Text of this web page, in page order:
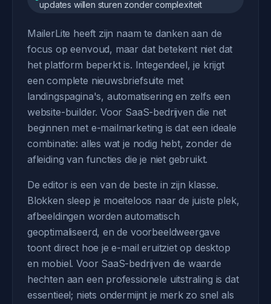
updates willen sturen zonder complexiteit
MailerLite heeft zijn naam te danken aan de
focus op eenvoud, maar dat betekent niet dat
het platform beperkt is. Integendeel, je krijgt
een complete nieuwsbriefsuite met
landingspagina's, automatisering en zelfs een
website-builder. Voor SaaS-bedrijven die net
beginnen met e-mailmarketing is dat een ideale
combinatie: alles wat je nodig hebt, zonder de
afleiding van functies die je niet gebruikt.
De editor is een van de beste in zijn klasse.
Blokken sleep je moeiteloos naar de juiste plek,
afbeeldingen worden automatisch
geoptimaliseerd, en de voorbeeldweergave
toont direct hoe je e-mail eruitziet op desktop
en mobiel. Voor SaaS-bedrijven die waarde
hechten aan een professionele uitstraling is dat
essentieel; niets ondermijnt je merk zo snel als